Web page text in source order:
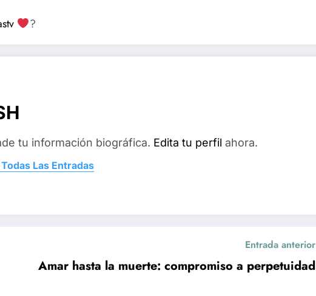
?
tu información biográfica. Edita tu perfil ahora.
Las Entradas
Entrada anterior
Amar hasta la muerte: compromiso a perpetuidad